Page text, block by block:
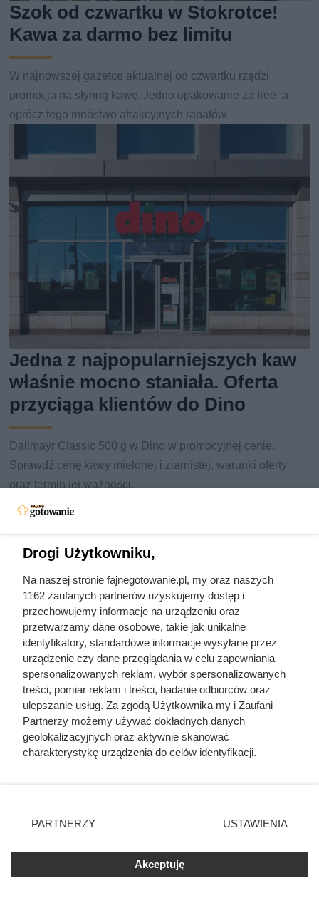
Szok od czwartku w Stokrotce!
Kawa za darmo bez limitu
W najnowszej gazetce aktualnej od czwartku rządzi
promocja na słynną kawę. Jedno opakowanie za free, a
oprócz tego mnóstwo atrakcyjnych rabatów.
Jedna z najpopularniejszych kaw
właśnie mocno staniała. Oferta
przyciąga klientów do Dino
Dallmayr Classic 500 g w Dino w promocyjnej cenie.
Sprawdź cenę kawy mielonej i ziarnistej, warunki oferty
oraz termin jej ważności.
Biedronka przeceniła kultową
kawę o prawie 40 zł. Klienci
Miłośnicy kawy ruszyli do Biedronki po Tchibo Exclusive.
Przy zakupie dwóch opakowań kilogramowa kawa kosztuje
tylko 49,99 zł zamiast 87,99 zł. Sprawdź warunki promocji i
Drogi Użytkowniku,
Na naszej stronie fajnegotowanie.pl, my oraz naszych
1162 zaufanych partnerów uzyskujemy dostęp i
przechowujemy informacje na urządzeniu oraz
przetwarzamy dane osobowe, takie jak unikalne
identyfikatory, standardowe informacje wysyłane przez
urządzenie czy dane przeglądania w celu zapewniania
spersonalizowanych reklam, wybór spersonalizowanych
treści, pomiar reklam i treści, badanie odbiorców oraz
ulepszanie usług. Za zgodą Użytkownika my i Zaufani
Partnerzy możemy używać dokładnych danych
geolokalizacyjnych oraz aktywnie skanować
charakterystykę urządzenia do celów identyfikacji.
zmienić/wycofać klikając przycisk ustawień prywatności
znajdujący się w lewym dolnym rogu strony
rodzaje przetwarzania danych nie wymagają zgody
użytkownika, ale masz prawo sprzeciwić się takiemu
przetwarzaniu. Preferencje będą miały zastosowania tylko
PARTNERZY USTAWIENIA
Akceptuję